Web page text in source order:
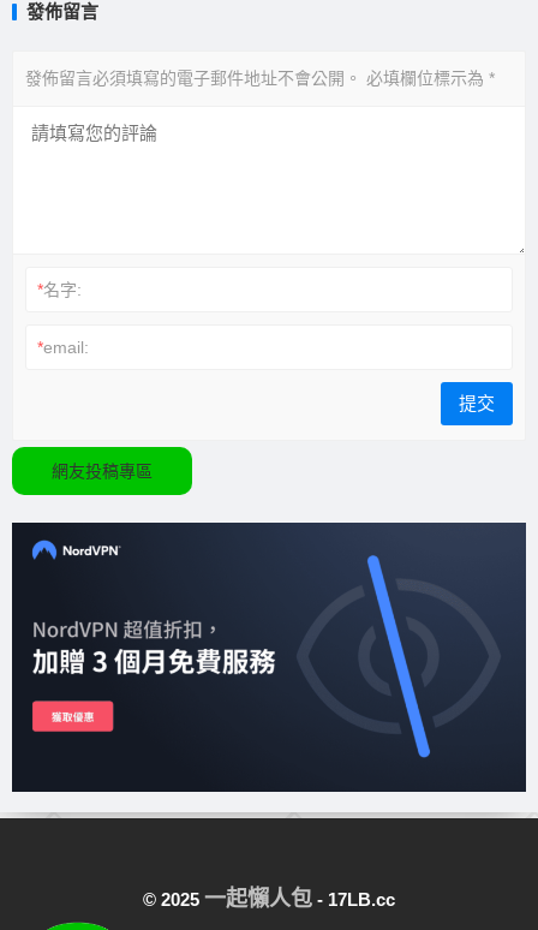
發佈留言
發佈留言必須填寫的電子郵件地址不會公開。 必填欄位標示為 *
*名字:
*email:
網友投稿專區
© 2025 一起懶人包 - 17LB.cc